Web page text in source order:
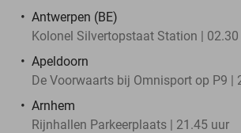
Antwerpen (BE)
Kolonel Silvertopstaat Station |
Apeldoorn
De Voorwaarts bij Omnisport op P9 |
Arnhem
Rijnhallen Parkeerplaats | 21.45 uur